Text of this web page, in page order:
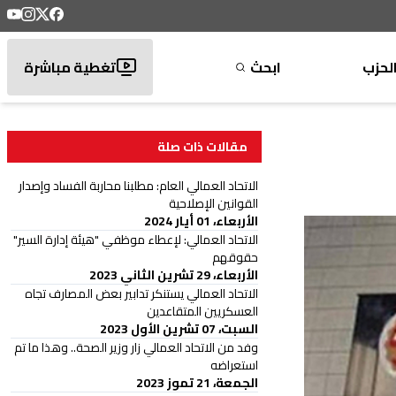
الحزب ابحث تغطية مباشرة
مقالات ذات صلة
الاتحاد العمالي العام: مطلبنا محاربة الفساد وإصدار
القوانين الإصلاحية
الأربعاء، 01 أيار 2024
الاتحاد العمالي: لإعطاء موظفي "هيئة إدارة السير"
حقوقهم
الأربعاء، 29 تشرين الثاني 2023
الاتحاد العمالي يستنكر تدابير بعض المصارف تجاه
العسكريين المتقاعدين
السبت، 07 تشرين الأول 2023
وفد من الاتحاد العمالي زار وزير الصحة.. وهذا ما تم
استعراضه
الجمعة، 21 تموز 2023